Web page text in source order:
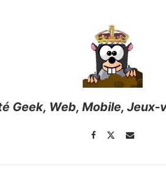
Geek, Web, Mobile, Jeux-